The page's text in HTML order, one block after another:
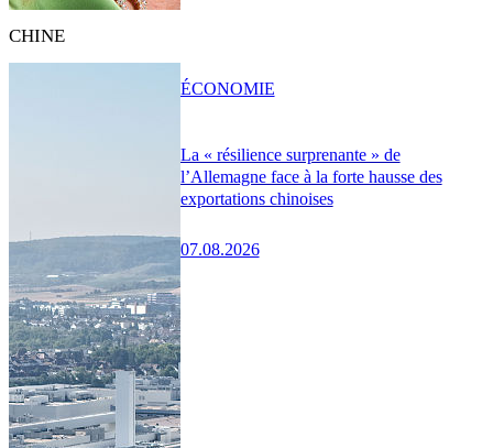
CHINE
La « résilience surprenante » de
l’Allemagne face à la forte hausse des
exportations chinoises
07.08.2026
ÉCONOMIE